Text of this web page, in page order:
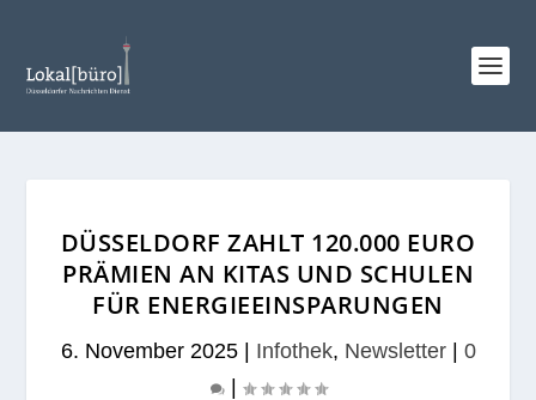
DÜSSELDORF ZAHLT 120.000 EURO
PRÄMIEN AN KITAS UND SCHULEN
FÜR ENERGIEEINSPARUNGEN
6. November 2025| Infothek, Newsletter| 0
|